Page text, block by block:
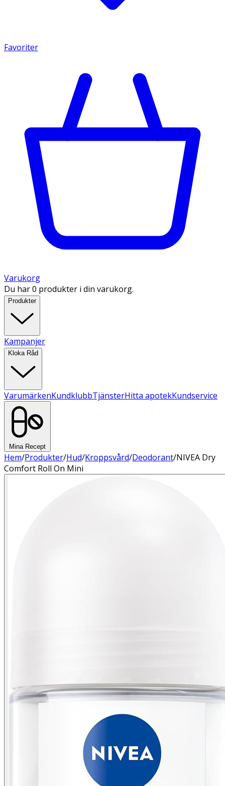
Favoriter
Varukorg
Du har 0 produkter i din varukorg.
Produkter
Kampanjer
Kloka Råd
VarumärkenKundklubbTjänsterHitta apotekKundservice
Mina Recept
Hem/Produkter/Hud/Kroppsvård/Deodorant/NIVEA Dry
Comfort Roll On Mini